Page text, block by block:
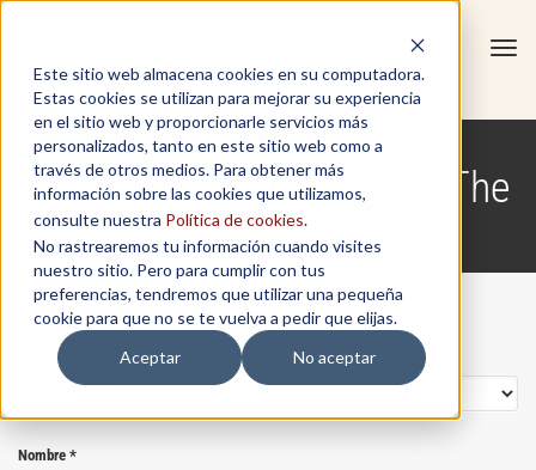
Este sitio web almacena cookies en su computadora.
Estas cookies se utilizan para mejorar su experiencia
en el sitio web y proporcionarle servicios más
personalizados, tanto en este sitio web como a
través de otros medios. Para obtener más
información sobre las cookies que utilizamos,
consulte nuestra Política de cookies.
No rastrearemos tu información cuando visites
nuestro sitio. Pero para cumplir con tus
preferencias, tendremos que utilizar una pequeña
cookie para que no se te vuelva a pedir que elijas.
Aceptar
No aceptar
Formulario Empresarial - The
Respect Project
Solicita Información - Programa Bajo Demanda
Los campos marcados con*son obligatorios
Programa
Nombre *